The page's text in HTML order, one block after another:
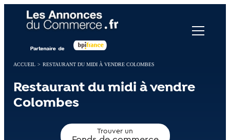
ACCUEIL > RESTAURANT DU MIDI À VENDRE COLOMBES
Restaurant du midi à vendre
Colombes
Trouver un
Panneau de gestion des cookies